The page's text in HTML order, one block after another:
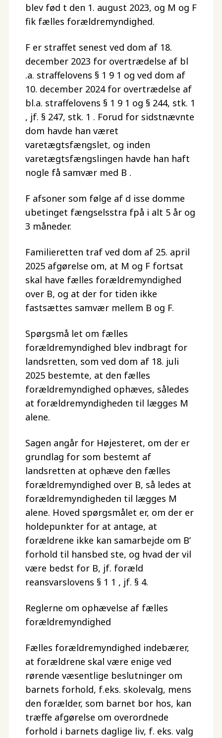
blev fød t den 1. august 2023, og M og F
fik fælles forældremyndighed.
F er straffet senest ved dom af 18.
december 2023 for overtrædelse af bl
.a. straffelovens § 1 9 1 og ved dom af
10. december 2024 for overtrædelse af
bl.a. straffelovens § 1 9 1 og § 244, stk. 1
, jf. § 247, stk. 1 . Forud for sidstnævnte
dom havde han været
varetægtsfængslet, og inden
varetægtsfængslingen havde han haft
nogle få samvær med B .
F afsoner som følge af d isse domme
ubetinget fængselsstra fpå i alt 5 år og
3 måneder.
Familieretten traf ved dom af 25. april
2025 afgørelse om, at M og F fortsat
skal have fælles forældremyndighed
over B, og at der for tiden ikke
fastsættes samvær mellem B og F.
Spørgsmå let om fælles
forældremyndighed blev indbragt for
landsretten, som ved dom af 18. juli
2025 bestemte, at den fælles
forældremyndighed ophæves, således
at forældremyndigheden til lægges M
alene.
Sagen angår for Højesteret, om der er
grundlag for som bestemt af
landsretten at ophæve den fælles
forældremyndighed over B, så ledes at
forældremyndigheden til lægges M
alene. Hoved spørgsmålet er, om der er
holdepunkter for at antage, at
forældrene ikke kan samarbejde om B’
forhold til hansbed ste, og hvad der vil
være bedst for B, jf. foræld
reansvarslovens § 1 1 , jf. § 4.
Reglerne om ophævelse af fælles
forældremyndighed
Fælles forældremyndighed indebærer,
at forældrene skal være enige ved
rørende væsentlige beslutninger om
barnets forhold, f.eks. skolevalg, mens
den forælder, som barnet bor hos, kan
træffe afgørelse om overordnede
forhold i barnets daglige liv, f. eks. valg